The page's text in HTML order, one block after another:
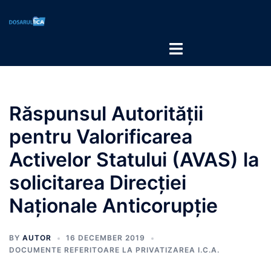
Răspunsul Autorității
pentru Valorificarea
Activelor Statului (AVAS) la
solicitarea Direcției
Naționale Anticorupție
BY AUTOR
16 DECEMBER 2019
DOCUMENTE REFERITOARE LA PRIVATIZAREA I.C.A.